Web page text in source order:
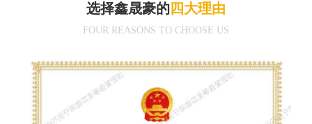
选择鑫晟豪的 四大理由
FOUR REASONS TO CHOOSE US